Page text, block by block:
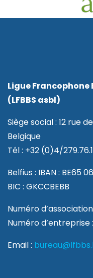
Ligue
(LFBBS asbl)
Siège social : 12 rue
Belgique
Tél : +32 (0)4/
Belfius : IBAN : BE65
BIC : GKCCBEBB
Numéro d’association
Numéro
Email :